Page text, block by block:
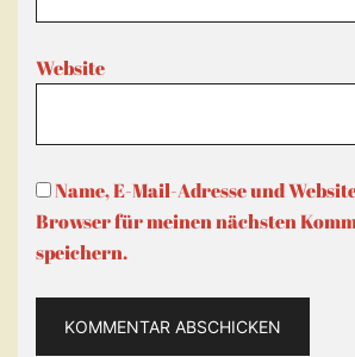
Website
Name, E-Mail-Adresse und
Browser für meinen nächsten
speichern.